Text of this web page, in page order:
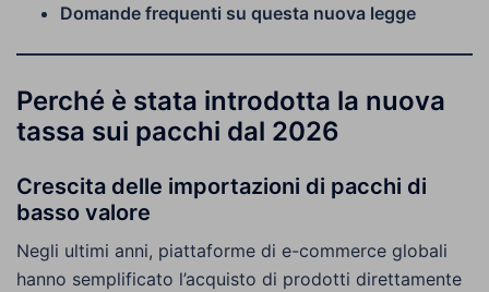
Domande frequenti su questa nuova legge
Perché è stata introdotta la nuova
tassa sui pacchi dal 2026
Crescita delle importazioni di pacchi di
basso valore
Negli ultimi anni, piattaforme di e-commerce globali
hanno semplificato l’acquisto di prodotti direttamente